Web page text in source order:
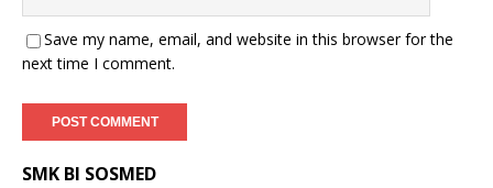
Save my name, email, and website in this browser for the
next time I comment.
SMK BI SOSMED